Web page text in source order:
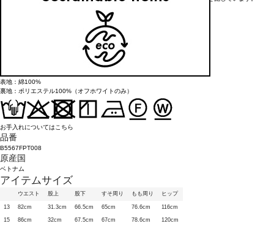
レギュラーサイズ品番：B5563FPT008
表地：綿100%
裏地：ポリエステル100%（オフホワイトのみ）
お手入れについてはこちら
品番
B5567FPT008
原産国
ベトナム
アイテムサイズ
ウエスト 股上 股下 すそ周り もも周り ヒップ
13 82cm 31.3cm 66.5cm 65cm 76.6cm 116cm
15 86cm 32cm 67.5cm 67cm 78.6cm 120cm